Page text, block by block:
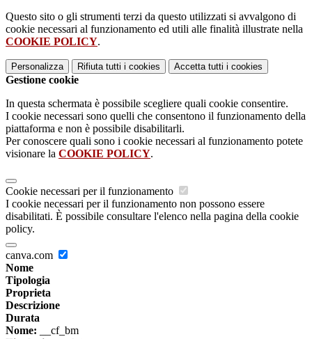
Questo sito o gli strumenti terzi da questo utilizzati si avvalgono di
cookie necessari al funzionamento ed utili alle finalità illustrate nella
COOKIE POLICY.
Personalizza Rifiuta tutti i cookies Accetta tutti i cookies
Gestione cookie
In questa schermata è possibile scegliere quali cookie consentire.
I cookie necessari sono quelli che consentono il funzionamento della
piattaforma e non è possibile disabilitarli.
Per conoscere quali sono i cookie necessari al funzionamento potete
visionare la COOKIE POLICY.
Cookie necessari per il funzionamento
I cookie necessari per il funzionamento non possono essere
disabilitati. È possibile consultare l'elenco nella pagina della cookie
policy.
canva.com
Nome
Tipologia
Proprieta
Descrizione
Durata
Nome: __cf_bm